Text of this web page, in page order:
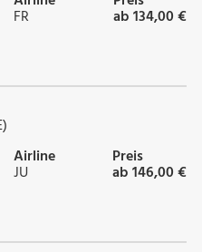
FR ab 134,00 €
Airline
JU
Preis
ab 146,00 €